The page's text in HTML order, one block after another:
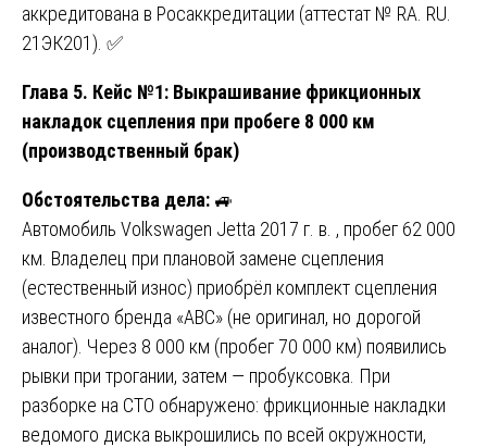
аккредитована в Росаккредитации (аттестат № RA. RU.
21ЭК201). ✅
Глава 5. Кейс №1: Выкрашивание фрикционных
накладок сцепления при пробеге 8 000 км
(производственный брак)
Обстоятельства дела: 🚙
Автомобиль Volkswagen Jetta 2017 г. в. , пробег 62 000
км. Владелец при плановой замене сцепления
(естественный износ) приобрёл комплект сцепления
известного бренда «ABC» (не оригинал, но дорогой
аналог). Через 8 000 км (пробег 70 000 км) появились
рывки при трогании, затем — пробуксовка. При
разборке на СТО обнаружено: фрикционные накладки
ведомого диска выкрошились по всей окружности,